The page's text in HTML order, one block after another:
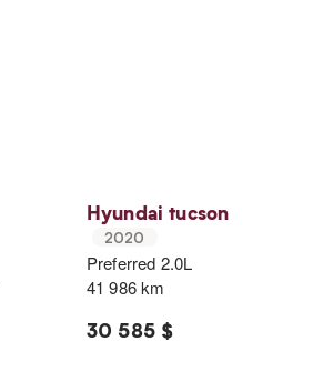
Hyundai tucson
2020
Preferred 2.0L
41 986 km
30 585 $